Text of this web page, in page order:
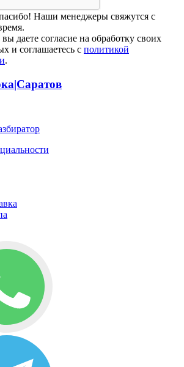
Наши менеджеры свяжутся с
даете согласие на обработку своих
и соглашаетесь с политикой
.